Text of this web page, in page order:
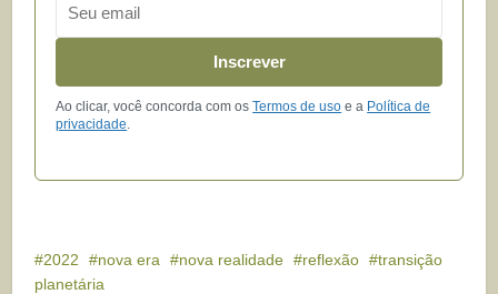
Inscrever
Ao clicar, você concorda com osTermos de uso e a Política de
privacidade.
2022 nova era nova realidade reflexão
transição
planetária